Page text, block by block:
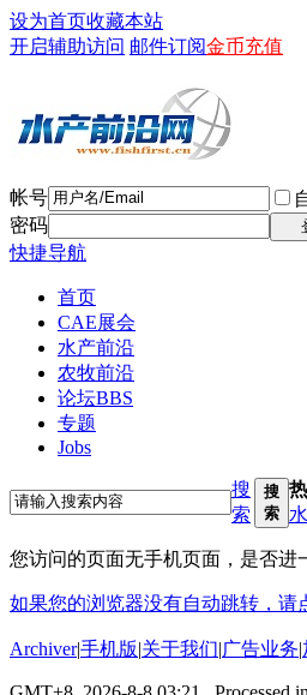
设为首页收藏本站
开启辅助访问 邮件订阅金币充值
帐号
密码
快捷导航
首页
CAE展会
水产前沿
农牧前沿
论坛BBS
专题
Jobs
搜
索
搜
索 水
您访问的页面无手机页面，是否进
如果您的浏览器没有自动跳转，请
Archiver|手机版|关于我们|广告业务|